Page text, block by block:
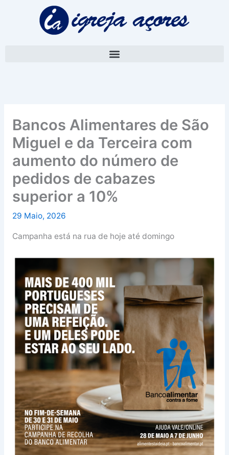
Bancos Alimentares de São
Miguel e da Terceira com
aumento do número de
pedidos de cabazes
superior a 10%
29 Maio, 2026
Campanha está na rua de hoje até domingo